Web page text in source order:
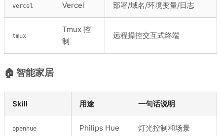
vercel Vercel 部署/域名/环境变量/日志
tmux
Tmux 控
制
远程操控交互式终端
🏠 智能家居
Skill 用途 一句话说明
openhue Philips Hue 灯光控制和场景